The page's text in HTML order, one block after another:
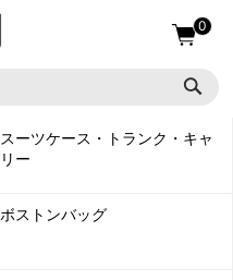
0
スーツケース・トランク・キャ
リー
ボストンバッグ